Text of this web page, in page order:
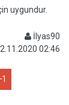
uygundur.
İlyas90
02:46